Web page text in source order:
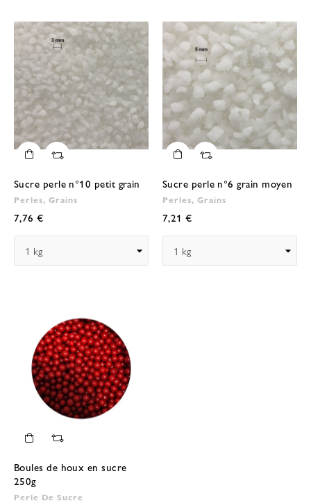
Sucre perle n°10 petit grain
Perles, Grains
7,76 €
Sucre perle n°6 grain moyen
Perles, Grains
7,21 €
Boules de houx en sucre
250g
Perle De Sucre